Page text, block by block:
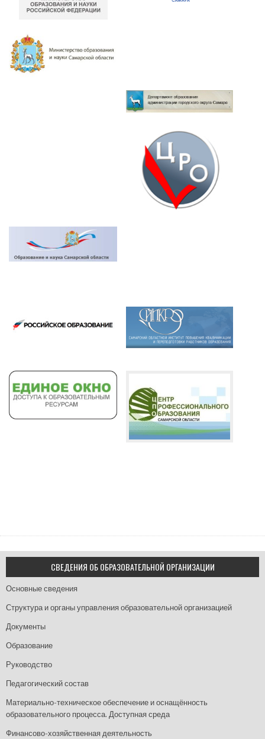
СВЕДЕНИЯ ОБ ОБРАЗОВАТЕЛЬНОЙ ОРГАНИЗАЦИИ
Основные сведения
Структура и органы управления образовательной организацией
Документы
Образование
Руководство
Педагогический состав
Материально-техническое обеспечение и оснащённость
образовательного процесса. Доступная среда
Финансово-хозяйственная деятельность